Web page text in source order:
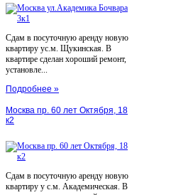
Сдам в посуточную аренду новую
квартиру ус.м. Щукинская. В
квартире сделан хороший ремонт,
установле...
Подробнее »
Москва пр. 60 лет Октября, 18
к2
Сдам в посуточную аренду новую
квартиру у с.м. Академическая. В